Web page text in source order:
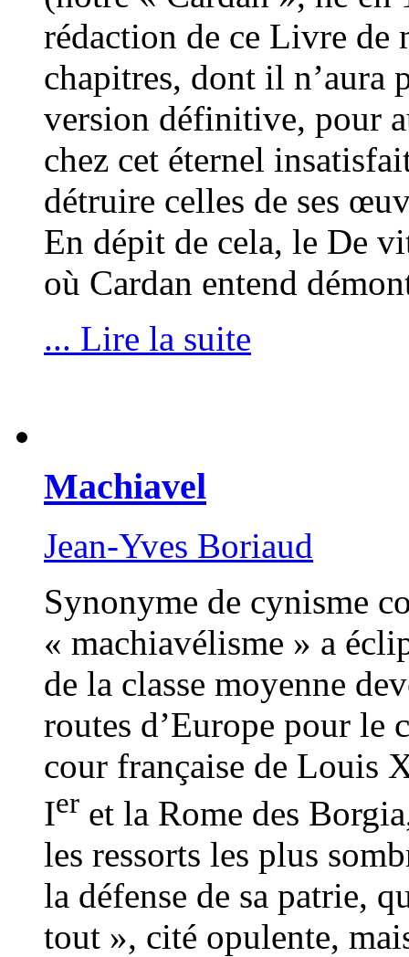
rédaction de ce Livre de
chapitres, dont il n’aura
version définitive, pour
chez cet éternel
détruire celles de ses
En dépit de cela, le De
où Cardan entend
... Lire la suite
Machiavel
Jean-Yves Boriaud
Synonyme de cynisme
« machiavélisme » a
de la classe moyenne
routes d’Europe pour le
cour française de Louis
Ier et la Rome des
les ressorts les plus
la défense de sa patrie,
tout », cité opulente,